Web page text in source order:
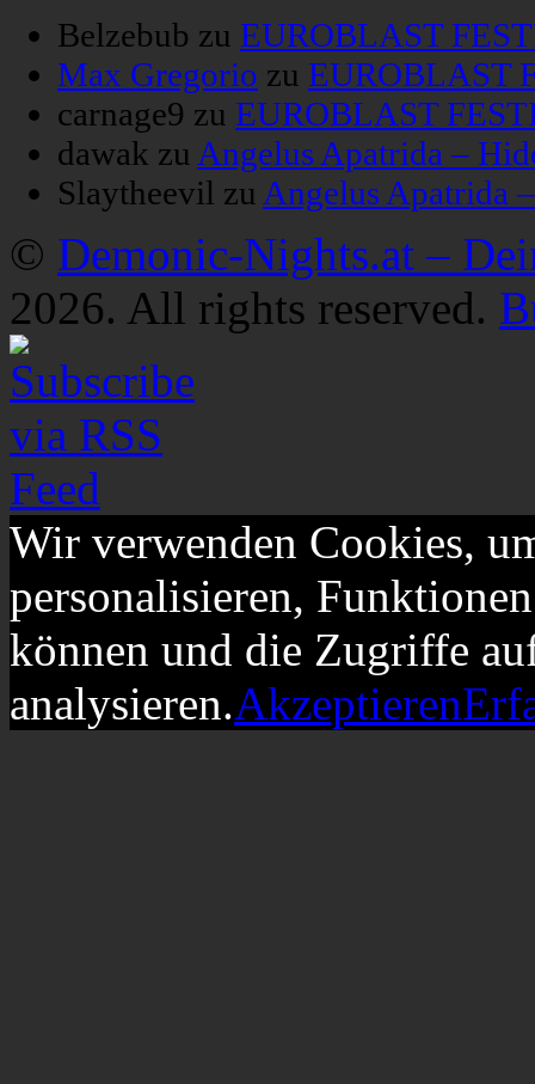
Belzebub zu EUROBLAST
Max Gregorio zu EUROBLAST
carnage9 zu EUROBLAST
dawak zu Angelus Apatrida –
Slaytheevil zu Angelus Apatrida
© Demonic-Nights.at –
2026. All rights reserved.
Wir verwenden Cookies,
personalisieren,
können und die Zugriffe
analysieren.Akzeptieren